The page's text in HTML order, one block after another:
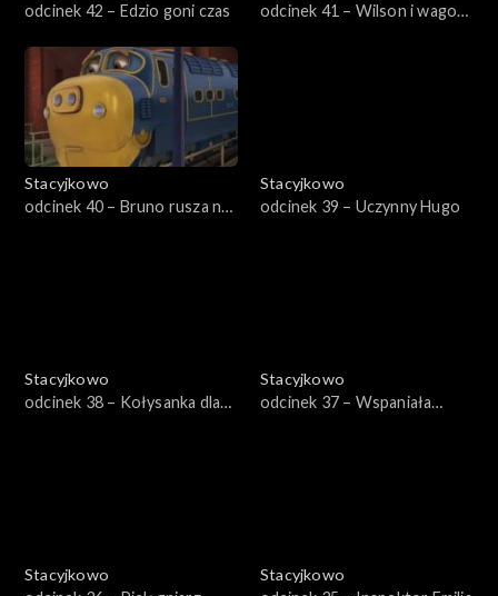
odcinek 42 – Edzio goni czas
odcinek 41 – Wilson i wagon
Stacyjkowo
odcinek 40 – Bruno rusza na
Stacyjkowo
odcinek 39 – Uczynny Hugo
Stacyjkowo
odcinek 38 – Kołysanka dla
Stacyjkowo
odcinek 37 – Wspaniała
Stacyjkowo
Stacyjkowo